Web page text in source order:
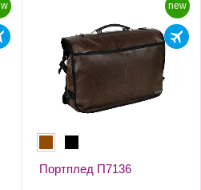
new
Портплед П7136